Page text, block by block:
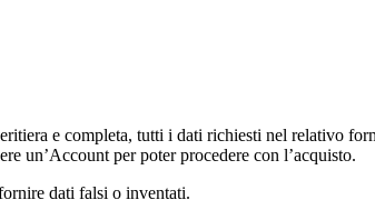
e completa, tutti i dati richiesti nel relativo
un’Account per poter procedere con l’acquisto.
dati falsi o inventati.